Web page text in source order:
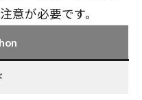
意が必要です。